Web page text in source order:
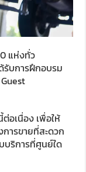
แห่งทั่ว
รับการฝึกอบรม
อเนื่อง เพื่อให้
ารขายที่สะดวก
บริการที่ศูนย์ใด